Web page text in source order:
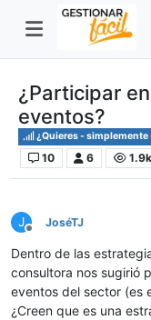
¿Participar
eventos?
¿Quieres - simplemente -
10 6 1.9k
J
Desconectado
JoséTJ
Dentro de las
consultora nos sugirió
eventos del sector (es
¿Creen que es una